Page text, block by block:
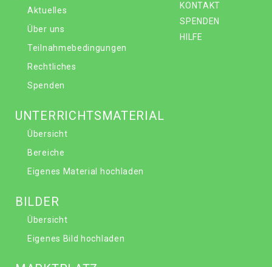
KONTAKT
SPENDEN
HILFE
Aktuelles
Über uns
Teilnahmebedingungen
Rechtliches
Spenden
UNTERRICHTSMATERIAL
Übersicht
Bereiche
Eigenes Material hochladen
BILDER
Übersicht
Eigenes Bild hochladen